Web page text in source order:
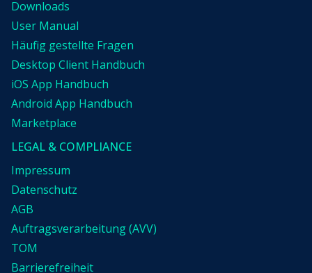
Downloads
User Manual
Häufig gestellte Fragen
Desktop Client Handbuch
iOS App Handbuch
Android App Handbuch
Marketplace
LEGAL & COMPLIANCE
Impressum
Datenschutz
AGB
Auftragsverarbeitung (AVV)
TOM
Barrierefreiheit